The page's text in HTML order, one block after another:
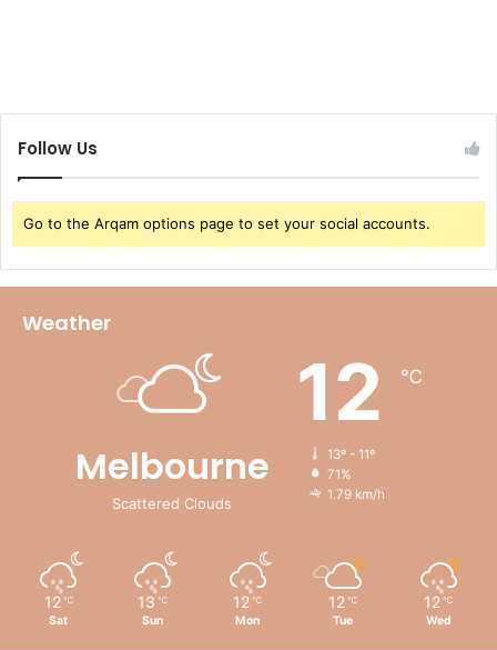
Follow Us
Go to the Arqam options page to set your social accounts.
Weather
Melbourne
Scattered Clouds
12 ℃
13º - 11º
71%
1.79 km/h
12 ℃
Sat
13 ℃
Sun
12 ℃
Mon
12 ℃
Tue
12 ℃
Wed